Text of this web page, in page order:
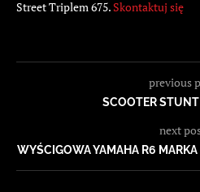
Street Triplem 675. Skontaktuj się
previous
SCOOTER
next
WYŚCIGOWA YAMAHA R6